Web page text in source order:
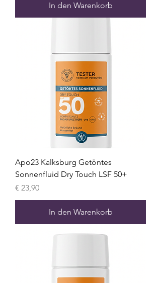
In den Warenkorb
Apo23 Kalksburg Getöntes
Sonnenfluid Dry Touch LSF 50+
Preis
€ 23,90
In den Warenkorb